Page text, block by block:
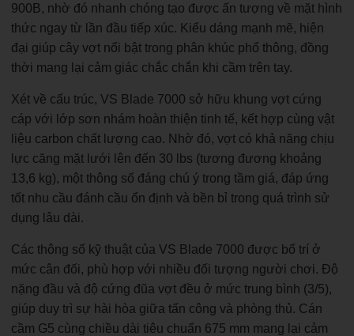
900B, nhờ đó nhanh chóng tạo được ấn tượng về mặt hình
thức ngay từ lần đầu tiếp xúc. Kiểu dáng mạnh mẽ, hiện
đại giúp cây vợt nổi bật trong phân khúc phổ thông, đồng
thời mang lại cảm giác chắc chắn khi cầm trên tay.
Xét về cấu trúc, VS Blade 7000 sở hữu khung vợt cứng
cáp với lớp sơn nhám hoàn thiện tinh tế, kết hợp cùng vật
liệu carbon chất lượng cao. Nhờ đó, vợt có khả năng chịu
lực căng mặt lưới lên đến 30 lbs (tương đương khoảng
13,6 kg), một thông số đáng chú ý trong tầm giá, đáp ứng
tốt nhu cầu đánh cầu ổn định và bền bỉ trong quá trình sử
dụng lâu dài.
Các thông số kỹ thuật của VS Blade 7000 được bố trí ở
mức cân đối, phù hợp với nhiều đối tượng người chơi. Độ
nặng đầu và độ cứng đũa vợt đều ở mức trung bình (3/5),
giúp duy trì sự hài hòa giữa tấn công và phòng thủ. Cán
cầm G5 cùng chiều dài tiêu chuẩn 675 mm mang lại cảm